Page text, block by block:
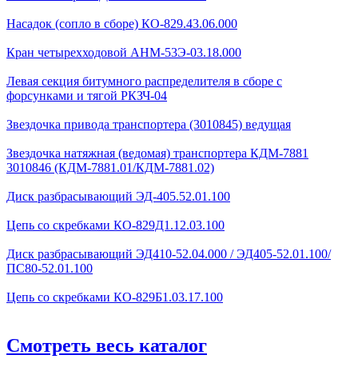
Насадок (сопло в сборе) КО-829.43.06.000
Кран четырехходовой AHМ-53Э-03.18.000
Левая секция битумного распределителя в сборе с
форсунками и тягой РКЗЧ-04
Звездочка привода транспортера (3010845) ведущая
Звездочка натяжная (ведомая) транспортера КДМ-7881
3010846 (КДМ-7881.01/КДМ-7881.02)
Диск разбрасывающий ЭД-405.52.01.100
Цепь со скребками КО-829Д1.12.03.100
Диск разбрасывающий ЭД410-52.04.000 / ЭД405-52.01.100/
ПС80-52.01.100
Цепь со скребками КО-829Б1.03.17.100
Смотреть весь каталог